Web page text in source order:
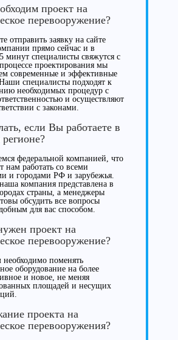
проект на
перевооружение?
отправить заявку на сайте
прямо сейчас и в
минут специалисты свяжутся с
проектирования мы
современные и эффективные
специалисты подходят к
необходимых процедур с
и осуществляют
с законами.
если Вы работаете в
федеральной компанией, что
нам работать со всеми
и городами РФ и зарубежья.
компания представлена в
страны, а менеджеры
обсудить все вопросы
для вас способом.
проект на
перевооружение?
необходимо поменять
оборудование на более
и новое, не меняя
площадей и несущих
проекта на
перевооружения?